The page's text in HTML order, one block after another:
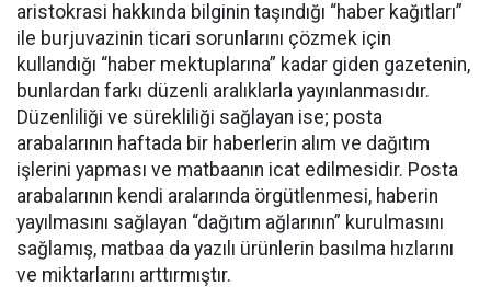
aristokrasi hakkında bilginin taşındığı “haber kağıtları”
ile burjuvazinin ticari sorunlarını çözmek için
kullandığı “haber mektuplarına” kadar giden gazetenin,
bunlardan farkı düzenli aralıklarla yayınlanmasıdır.
Düzenliliği ve sürekliliği sağlayan ise; posta
arabalarının haftada bir haberlerin alım ve dağıtım
işlerini yapması ve matbaanın icat edilmesidir. Posta
arabalarının kendi aralarında örgütlenmesi, haberin
yayılmasını sağlayan “dağıtım ağlarının” kurulmasını
sağlamış, matbaa da yazılı ürünlerin basılma hızlarını
ve miktarlarını arttırmıştır.